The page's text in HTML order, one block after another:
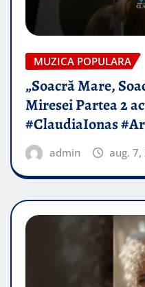
MUZICA POPULARA
„Soacră Mare,
Miresei Partea 2
#ClaudiaIonas
admin aug. 7,